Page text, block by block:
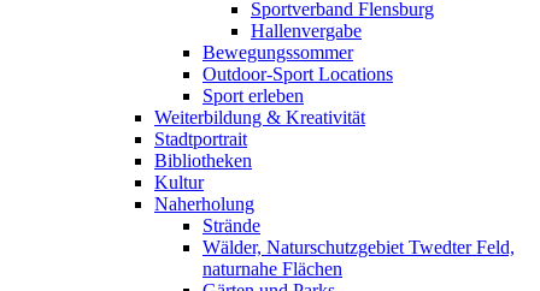
Sportverband Flensburg
Hallenvergabe
Bewegungssommer
Outdoor-Sport Locations
Sport erleben
Weiterbildung & Kreativität
Stadtportrait
Bibliotheken
Kultur
Naherholung
Strände
Wälder, Naturschutzgebiet Twedter Feld,
naturnahe Flächen